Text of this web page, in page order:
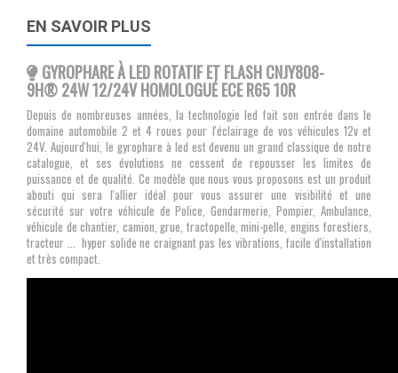
EN SAVOIR PLUS
GYROPHARE À LED ROTATIF ET FLASH CNJY808-
9H® 24W 12/24V HOMOLOGUÉ ECE R65 10R
Depuis de nombreuses années, la technologie led fait son entrée dans le
domaine automobile 2 et 4 roues pour l'éclairage de vos véhicules 12v et
24V. Aujourd'hui, le gyrophare à led est devenu un grand classique de notre
catalogue, et ses évolutions ne cessent de repousser les limites de
puissance et de qualité. Ce modèle que nous vous proposons est un produit
abouti qui sera l'allier idéal pour vous assurer une visibilité et une
sécurité sur votre véhicule de Police, Gendarmerie, Pompier, Ambulance,
véhicule de chantier, camion, grue, tractopelle, mini-pelle, engins forestiers,
tracteur ... hyper solide ne craignant pas les vibrations, facile d'installation
et très compact.